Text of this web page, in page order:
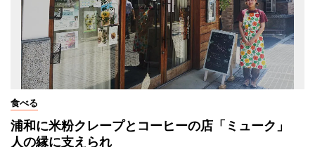
食べる
浦和に米粉クレープとコーヒーの店「ミューク」
人の縁に支えられ